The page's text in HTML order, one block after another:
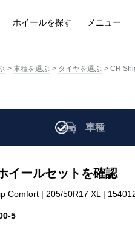
ホイールを探す メニュー
車種を選ぶ タイヤを選ぶ CR
車種
イールセットを確認
Comfort | 205/50R17 XL |
5